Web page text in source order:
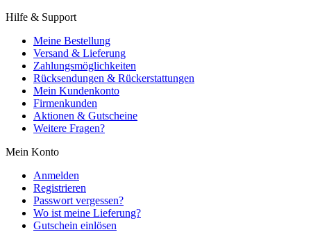
Hilfe & Support
Meine Bestellung
Versand & Lieferung
Zahlungsmöglichkeiten
Rücksendungen & Rückerstattungen
Mein Kundenkonto
Firmenkunden
Aktionen & Gutscheine
Weitere Fragen?
Mein Konto
Anmelden
Registrieren
Passwort vergessen?
Wo ist meine Lieferung?
Gutschein einlösen